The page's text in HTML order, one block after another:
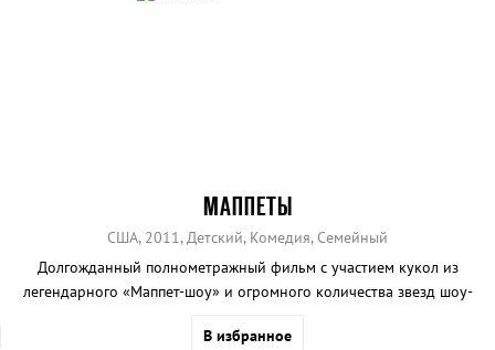
МАППЕТЫ
США, 2011, Детский, Комедия, Семейный
Долгожданный полнометражный фильм с участием кукол из
легендарного «Маппет-шоу» и огромного количества звезд шоу-
В избранное